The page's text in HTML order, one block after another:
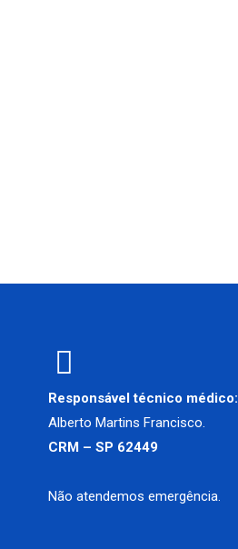
Responsável técnico médico:
Alberto Martins Francisco.
CRM – SP 62449
Não atendemos emergência.